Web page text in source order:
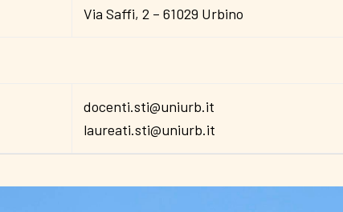
Via Saffi, 2 – 61029 Urbino
docenti.sti@uniurb.it
laureati.sti@uniurb.it